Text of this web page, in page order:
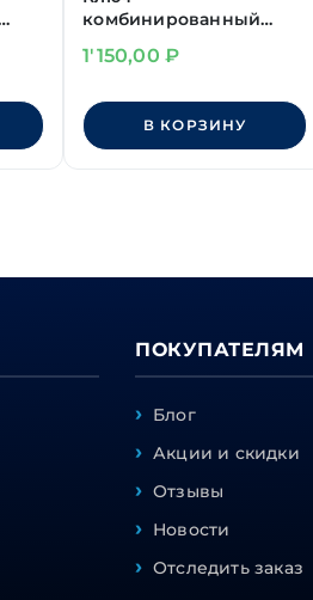
комбинированный
1'150,00₽
В КОРЗИНУ
ПОКУПАТЕЛЯМ
Блог
Акции и скидки
Отзывы
Новости
Отследить заказ